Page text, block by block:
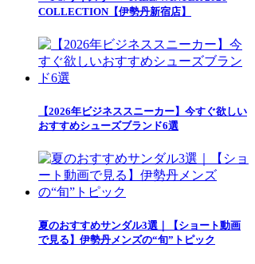
COLLECTION【伊勢丹新宿店】
【2026年ビジネススニーカー】今すぐ欲しい
おすすめシューズブランド6選
夏のおすすめサンダル3選｜【ショート動画
で見る】伊勢丹メンズの“旬”トピック